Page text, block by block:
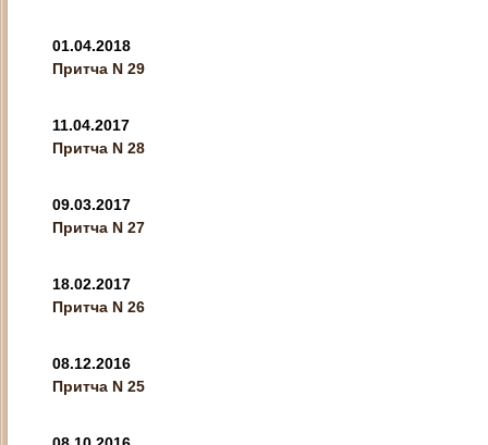
01.04.2018
Притча N 29
11.04.2017
Притча N 28
09.03.2017
Притча N 27
18.02.2017
Притча N 26
08.12.2016
Притча N 25